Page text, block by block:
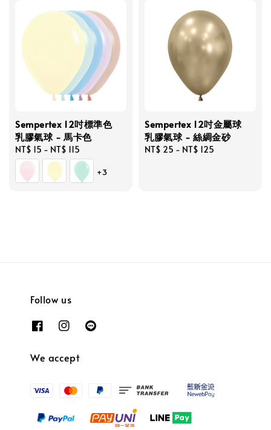
Sempertex 12吋標準色
乳膠氣球 - 馬卡色
Regular
price
NT$ 15 - NT$ 115
+3
Sempertex 12吋金屬球
乳膠氣球 - 絲綢金砂
Regular
NT$ 25 - NT$ 125
Follow us
We accept